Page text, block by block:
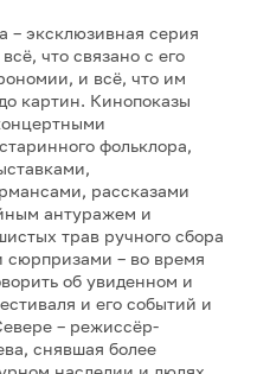
– эксклюзивная серия
что связано с его
и всё, что им
картин. Кинопоказы
фольклора,
рассказами
антуражем и
трав ручного сбора
– во время
об увиденном и
и его событий и
– режиссёр-
снявшая более